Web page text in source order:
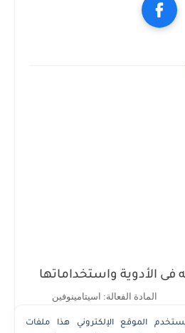
فى الأدوية واستخداماتها
اسيتامينوفين
الموقع الإلكتروني هذا ملفات